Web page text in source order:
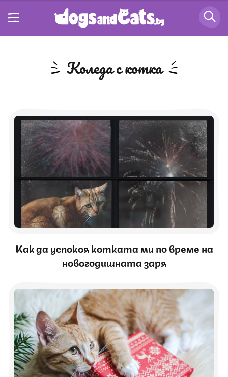
Коледа с котка
Как да успокоя котката ми по време на
новогодишната заря